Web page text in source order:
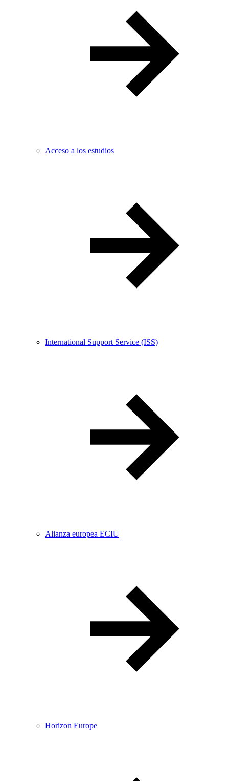
Acceso a los estudios
International Support Service (ISS)
Alianza europea ECIU
Horizon Europe